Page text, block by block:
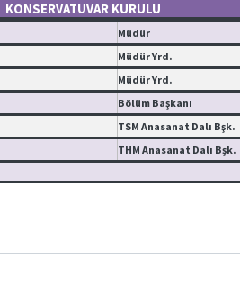
KONSERVATUVAR KURULU
Müdür
Müdür Yrd.
Müdür Yrd.
Bölüm Başkanı
TSM Anasanat Dalı Bşk.
THM Anasanat Dalı Bşk.